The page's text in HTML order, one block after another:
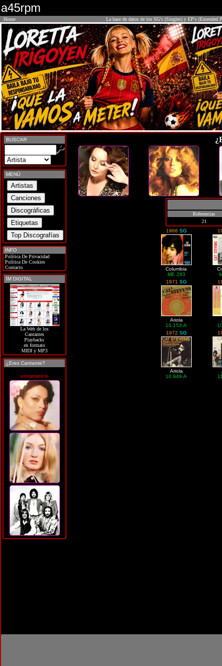
a45rpm
Home La base de datos de los SG's (Singles) y EP's (Extended
BUSCAR
MENÚ
INFO
Política De Privacidad
Política De Cookies
Contacto
IM DIGITAL
La Web de los
Cantantes
Playbacks
en formato
MIDI y MP3
¿Eres Cantante?
soycantante.es
Referencias
21
1966 SG
Columbia
ME 293
1971 SG
Ariola
10.153-A
1972 SG
Ariola
10.949-A